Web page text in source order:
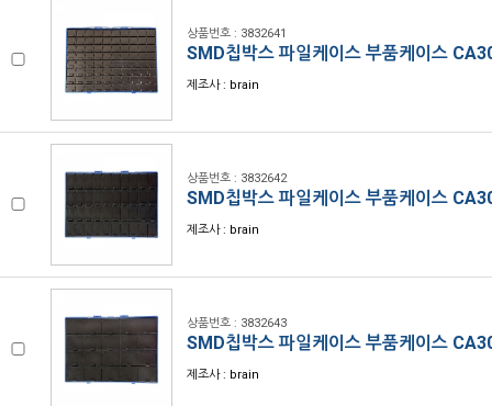
상품번호 : 3832641
SMD칩박스 파일케이스 부품케이스
제조사 : brain
상품번호 : 3832642
SMD칩박스 파일케이스 부품케이스
제조사 : brain
상품번호 : 3832643
SMD칩박스 파일케이스 부품케이스
제조사 : brain